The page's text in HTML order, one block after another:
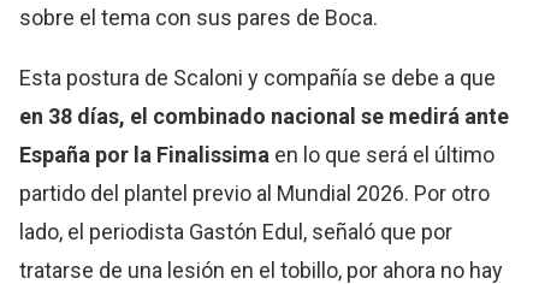
sobre el tema con sus pares de Boca.
Esta postura de Scaloni y compañía se debe a que
en 38 días, el combinado nacional se medirá ante
España por la Finalissima en lo que será el último
partido del plantel previo al Mundial 2026. Por otro
lado, el periodista Gastón Edul, señaló que por
tratarse de una lesión en el tobillo, por ahora no hay